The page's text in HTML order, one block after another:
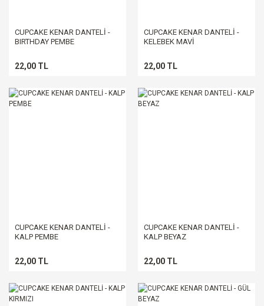
CUPCAKE KENAR DANTELİ -
BIRTHDAY PEMBE
22,00 TL
CUPCAKE KENAR DANTELİ -
KELEBEK MAVİ
22,00 TL
CUPCAKE KENAR DANTELİ -
KALP PEMBE
22,00 TL
CUPCAKE KENAR DANTELİ -
KALP BEYAZ
22,00 TL